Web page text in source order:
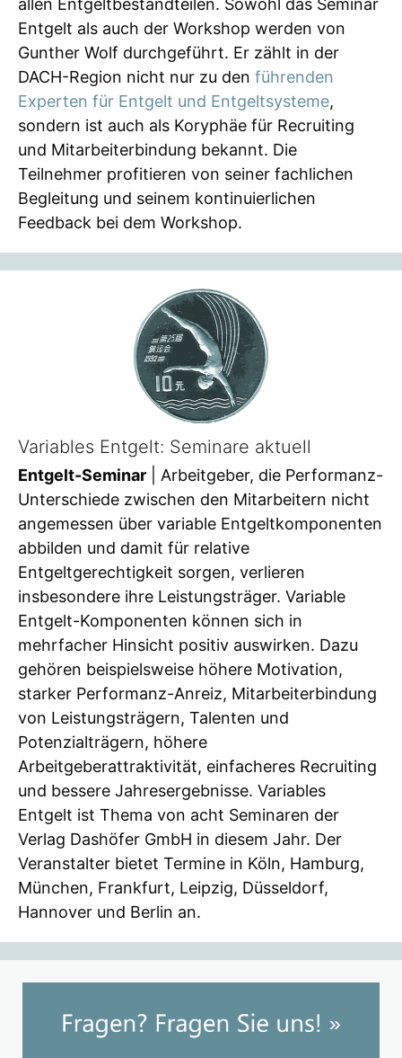
allen Entgeltbestandteilen. Sowohl das Seminar
Entgelt als auch der Workshop werden von
Gunther Wolf durchgeführt. Er zählt in der
DACH-Region nicht nur zu den führenden
Experten für Entgelt und Entgeltsysteme,
sondern ist auch als Koryphäe für Recruiting
und Mitarbeiterbindung bekannt. Die
Teilnehmer profitieren von seiner fachlichen
Begleitung und seinem kontinuierlichen
Feedback bei dem Workshop.
Variables Entgelt: Seminare aktuell
Entgelt-Seminar | Arbeitgeber, die Performanz-
Unterschiede zwischen den Mitarbeitern nicht
angemessen über variable Entgeltkomponenten
abbilden und damit für relative
Entgeltgerechtigkeit sorgen, verlieren
insbesondere ihre Leistungsträger. Variable
Entgelt-Komponenten können sich in
mehrfacher Hinsicht positiv auswirken. Dazu
gehören beispielsweise höhere Motivation,
starker Performanz-Anreiz, Mitarbeiterbindung
von Leistungsträgern, Talenten und
Potenzialträgern, höhere
Arbeitgeberattraktivität, einfacheres Recruiting
und bessere Jahresergebnisse. Variables
Entgelt ist Thema von acht Seminaren der
Verlag Dashöfer GmbH in diesem Jahr. Der
Veranstalter bietet Termine in Köln, Hamburg,
München, Frankfurt, Leipzig, Düsseldorf,
Hannover und Berlin an.